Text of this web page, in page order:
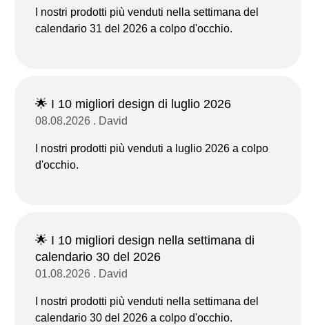
I nostri prodotti più venduti nella settimana del
calendario 31 del 2026 a colpo d'occhio.
🌟 I 10 migliori design di luglio 2026
08.08.2026 . David
I nostri prodotti più venduti a luglio 2026 a colpo
d'occhio.
🌟 I 10 migliori design nella settimana di
calendario 30 del 2026
01.08.2026 . David
I nostri prodotti più venduti nella settimana del
calendario 30 del 2026 a colpo d'occhio.